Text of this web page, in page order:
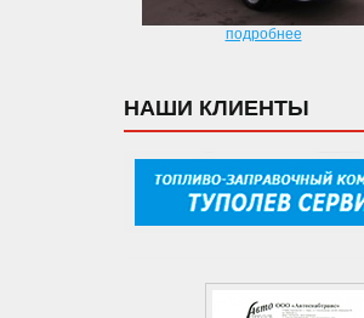
подробнее
НАШИ КЛИЕНТЫ